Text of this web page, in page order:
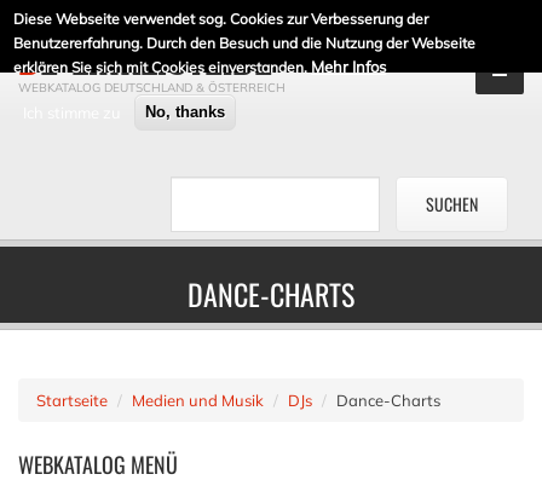
Diese Webseite verwendet sog. Cookies zur Verbesserung der
Benutzererfahrung. Durch den Besuch und die Nutzung der Webseite
erklären Sie sich mit Cookies einverstanden. Mehr Infos
No, thanks
DE-LINKLISTE.DE
WEBKATALOG DEUTSCHLAND & ÖSTERREICH
DANCE-CHARTS
Startseite Medien und Musik DJs Dance-Charts
WEBKATALOG MENÜ